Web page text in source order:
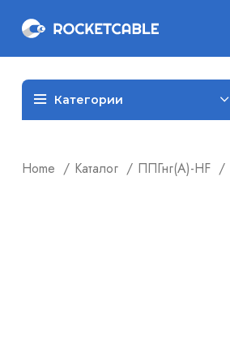
Категории
Home Каталог ППГнг(А)-HF